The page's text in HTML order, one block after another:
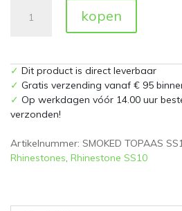
Topaas
SS10
Zakje
50
aantal
kopen
✓ Dit product is direct leverbaar
✓ Gratis verzending vanaf € 95
✓ Op werkdagen vóór 14.00 uur
verzonden!
Artikelnummer: SMOKED TOPAAS
Rhinestones, Rhinestone SS10